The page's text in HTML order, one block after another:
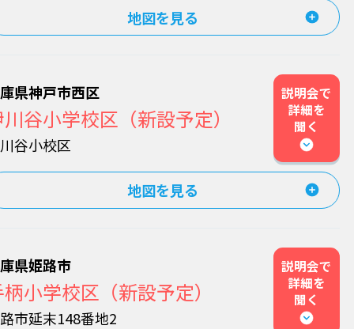
地図を見る
県神戸市西区
谷小学校区（新設予定）
谷小校区
説明会で
詳細を
聞く
地図を見る
県姫路市
小学校区（新設予定）
市延末148番地2
説明会で
詳細を
聞く